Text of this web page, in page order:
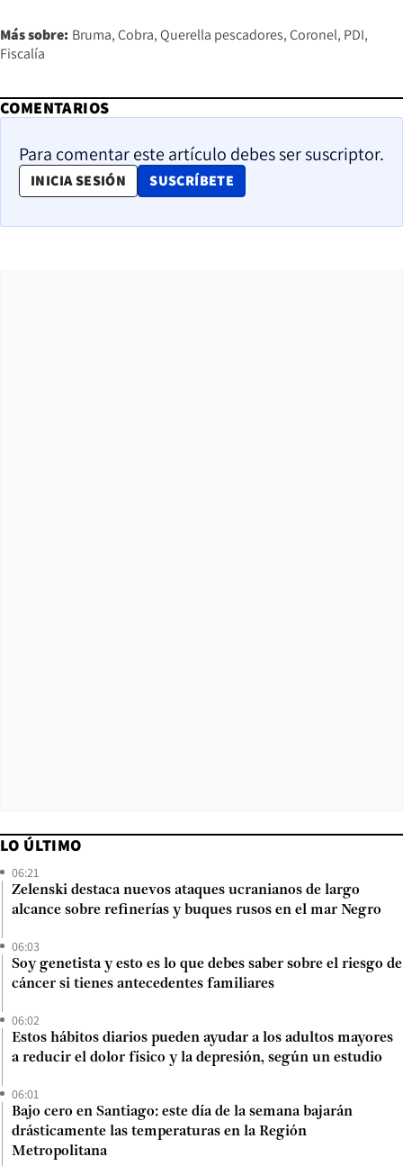
Más sobre: Bruma Cobra Querella pescadores Coronel PDI
Fiscalía
COMENTARIOS
Para comentar este artículo debes ser suscriptor.
INICIA SESIÓN SUSCRÍBETE
OPENS IN NEW WINDOW
LO ÚLTIMO
06:21
Zelenski destaca nuevos ataques ucranianos de largo
alcance sobre refinerías y buques rusos en el mar Negro
06:03
Soy genetista y esto es lo que debes saber sobre el riesgo de
cáncer si tienes antecedentes familiares
06:02
Estos hábitos diarios pueden ayudar a los adultos mayores
a reducir el dolor físico y la depresión, según un estudio
06:01
Bajo cero en Santiago: este día de la semana bajarán
drásticamente las temperaturas en la Región
Metropolitana